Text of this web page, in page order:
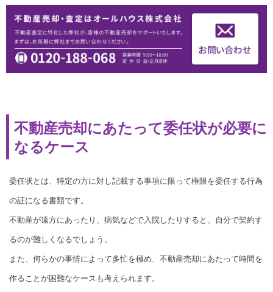
不動産売却にあたって委任状が必要に
なるケース
委任状とは、特定の方に対し記載する事項に限って権限を委任する行為
の証になる書類です。
不動産が遠方にあったり、病気などで入院したりすると、自分で契約す
るのが難しくなるでしょう。
また、何らかの事情によって多忙を極め、不動産売却にあたって時間を
作ることが困難なケースも考えられます。